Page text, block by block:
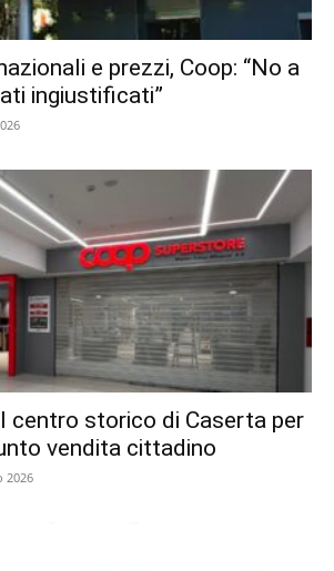
e prezzi, Coop: “No a
ingiustificati”
centro storico di Caserta per
vendita cittadino
2026